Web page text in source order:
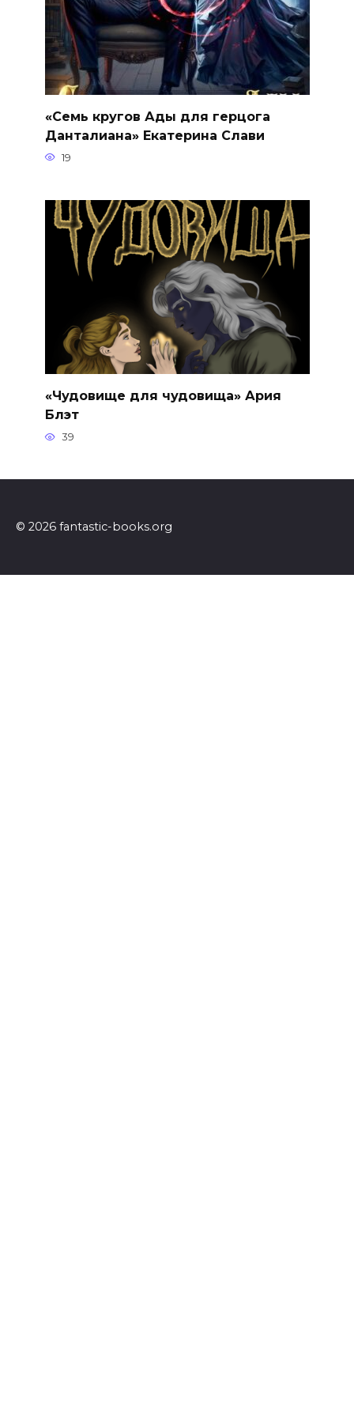
«Семь кругов Ады для герцога
Данталиана» Екатерина Слави
19
«Чудовище для чудовища» Ария
Блэт
39
© 2026 fantastic-books.org